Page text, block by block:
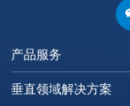
产品服务
垂直领域解决方案